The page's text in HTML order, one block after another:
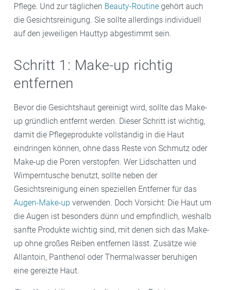
Pflege. Und zur täglichen Beauty-Routine gehört auch
die Gesichtsreinigung. Sie sollte allerdings individuell
auf den jeweiligen Hauttyp abgestimmt sein.
Schritt 1: Make-up richtig
entfernen
Bevor die Gesichtshaut gereinigt wird, sollte das Make-
up gründlich entfernt werden. Dieser Schritt ist wichtig,
damit die Pflegeprodukte vollständig in die Haut
eindringen können, ohne dass Reste von Schmutz oder
Make-up die Poren verstopfen. Wer Lidschatten und
Wimperntusche benutzt, sollte neben der
Gesichtsreinigung einen speziellen Entferner für das
Augen-Make-up verwenden. Doch Vorsicht: Die Haut um
die Augen ist besonders dünn und empfindlich, weshalb
sanfte Produkte wichtig sind, mit denen sich das Make-
up ohne großes Reiben entfernen lässt. Zusätze wie
Allantoin, Panthenol oder Thermalwasser beruhigen
eine gereizte Haut.